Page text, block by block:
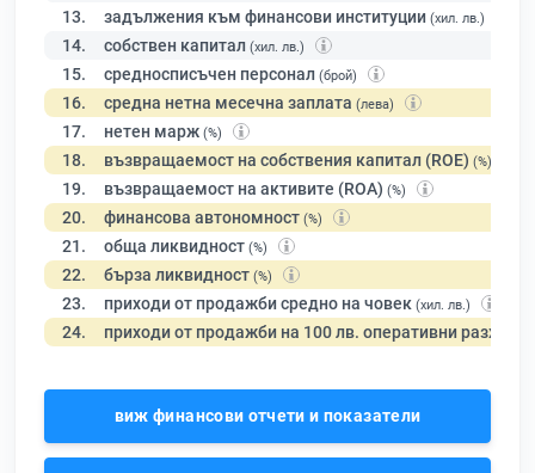
13. задължения към финансови институции (хил. лв.)
14. собствен капитал (хил. лв.)
15. средносписъчен персонал (брой)
16. средна нетна месечна заплата (лева)
17. нетен марж (%)
18. възвращаемост на собствения капитал (ROE) (%)
19. възвращаемост на активите (ROA) (%)
20. финансова автономност (%)
21. обща ликвидност (%)
22. бърза ликвидност (%)
23. приходи от продажби средно на човек (хил. лв.)
24. приходи от продажби на 100 лв. оперативни разходи
виж финансови отчети и показатели